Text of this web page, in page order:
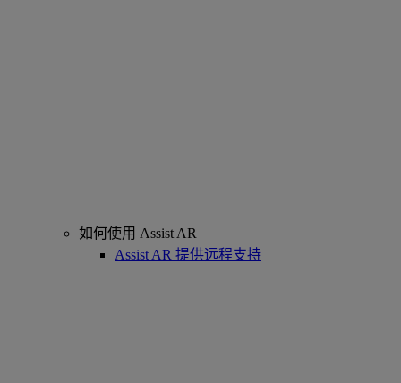
如何使用 Assist AR
Assist AR 提供远程支持